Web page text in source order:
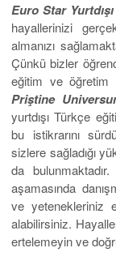
Euro Star
hayallerinizi
almanızı
Çünkü bizler
eğitim ve öğretim
Priştine
yurtdışı Türkçe
bu istikrarını
sizlere sağladığı
da
aşamasında
ve yetenekleriniz
alabilirsiniz.
ertelemeyin ve